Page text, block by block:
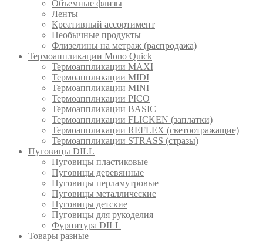
Объемные флизы
Ленты
Креативный ассортимент
Необычные продукты
Флизелины на метраж (распродажа)
Термоаппликации Mono Quick
Термоаппликации MAXI
Термоаппликации MIDI
Термоаппликации MINI
Термоаппликации PICO
Термоаппликации BASIC
Термоаппликации FLICKEN (заплатки)
Термоаппликации REFLEX (светоотражащие)
Термоаппликации STRASS (стразы)
Пуговицы DILL
Пуговицы пластиковые
Пуговицы деревянные
Пуговицы перламутровые
Пуговицы металлические
Пуговицы детские
Пуговицы для рукоделия
Фурнитура DILL
Товары разные